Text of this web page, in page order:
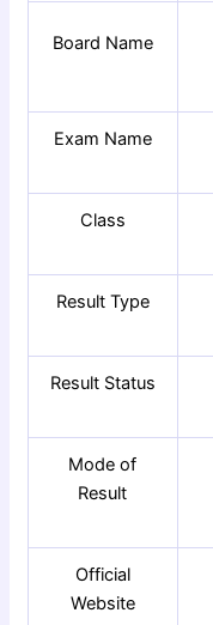
Board Name
Exam Name
Class
Result Type
Result Status
Mode of
Result
Official
Website